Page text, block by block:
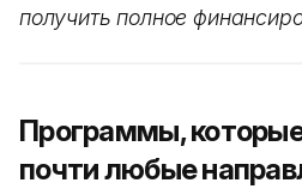
получить полное
Программы,
почти любые